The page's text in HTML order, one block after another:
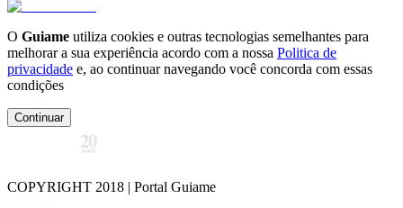
O Guiame utiliza cookies e outras tecnologias semelhantes para
melhorar a sua experiência acordo com a nossa Politica de
privacidade e, ao continuar navegando você concorda com essas
condições
Continuar
COPYRIGHT 2018 | Portal Guiame